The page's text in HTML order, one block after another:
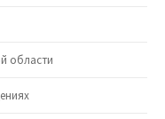
области